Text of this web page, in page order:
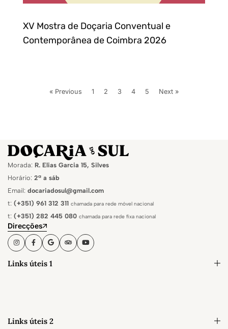
XV Mostra de Doçaria Conventual e
Contemporânea de Coimbra 2026
« Previous 1 2 3 4 5 Next »
Morada: R. Elias Garcia 15, Silves
Horário: 2ª a sáb
Email: docariadosul@gmail.com
t: (+351) 961 312 311 chamada para rede móvel nacional
t: (+351) 282 445 080 chamada para rede fixa nacional
Direcções
Links úteis 1
Links úteis 2